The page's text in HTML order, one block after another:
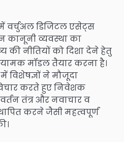
वर्चुअल डिजिटल एसेट्स
कानूनी व्यवस्था का
नीतियों को दिशा देने हेतु
मॉडल तैयार करना है।
विशेषज्ञों ने मौजूदा
करते हुए निवेशक
तंत्र और नवाचार व
करने जैसी महत्वपूर्ण